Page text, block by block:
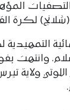
لكرة
وانتهت
ولاية